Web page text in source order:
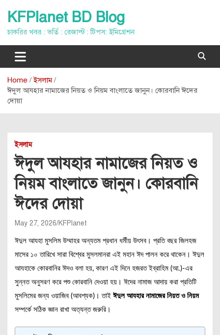
content
KFPlanet BD Blog
চাকরির খবর : ভর্তি : রেজাল্ট : টিপস: ইমিগ্রেশন
Home
ইসলাম
ঈদুল আযহার নামাজের নিয়ত ও নিয়ম বাংলাতে জানুন। কোরবানি ঈদের
দোয়া
ইসলাম
ঈদুল আযহার নামাজের নিয়ত ও
নিয়ম বাংলাতে জানুন। কোরবানি
ঈদের দোয়া
May 27, 2026 KFPlanet
ঈদুল আযহা মুসলিম উম্মাহর অন্যতম প্রধান ধর্মীয় উৎসব। প্রতি বছর জিলহজ
মাসের ১০ তারিখে সারা বিশ্বের মুসলমানরা এই মহান ঈদ পালন করে থাকেন। ঈদুল
আযহাকে কোরবানির ঈদও বলা হয়, কারণ এই দিনে হজরত ইব্রাহিম (আ.)-এর
সুন্নত অনুসরণ করে পশু কোরবানি দেওয়া হয়। ঈদের নামাজ আদায় করা প্রতিটি
মুসলিমের জন্য ওয়াজিব (আবশ্যক)। তাই ঈদুল আযহার নামাজের নিয়ত ও নিয়ম
সম্পর্কে সঠিক জ্ঞান রাখা অত্যন্ত জরুরি।